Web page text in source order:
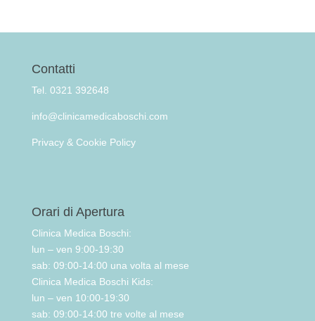
Contatti
Tel. 0321 392648
info@clinicamedicaboschi.com
Privacy & Cookie Policy
Orari di Apertura
Clinica Medica Boschi:
lun – ven 9:00-19:30
sab: 09:00-14:00 una volta al mese
Clinica Medica Boschi Kids:
lun – ven 10:00-19:30
sab: 09:00-14:00 tre volte al mese